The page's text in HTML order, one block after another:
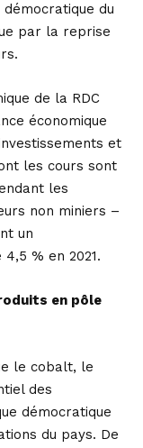
du
par la reprise
de la RDC
économique
et
les cours sont
les
non miniers –
un
% en 2021.
en pôle
le cobalt, le
des
démocratique
du pays. De